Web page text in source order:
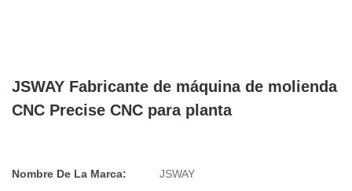
JSWAY Fabricante de máquina de molienda
CNC Precise CNC para planta
Nombre De La Marca:
JSWAY